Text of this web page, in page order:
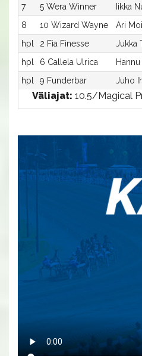
7
5 Wera Winner Iikka
8
10 Wizard Wayne Ari
hpl
2 Fia Finesse Jukka
hpl
6 Callela Ulrica
hpl
9 Funderbar Juho
Väliajat: 10.5/Magical